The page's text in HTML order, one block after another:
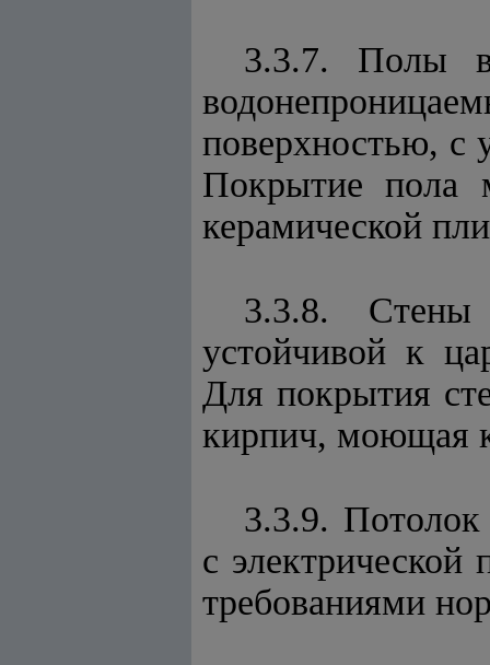
3.3.7. Полы в
поверхностью, с
Покрытие пола
керамической
3.3.8. Стены
устойчивой к
Для покрытия
кирпич, моющая
3.3.9.
с электрической
требованиями